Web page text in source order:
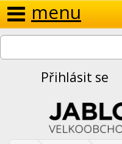
menu
Přihlásit se